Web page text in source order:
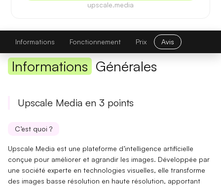
upscale.media
Upscale Media
Visiter le site
Informations
Fonctionnement Prix Avis
Informations Générales
Upscale Media en 3 points
C’est quoi ?
Upscale Media est une plateforme d’intelligence artificielle
conçue pour améliorer et agrandir les images. Développée par
une société experte en technologies visuelles, elle transforme
des images basse résolution en haute résolution, apportant